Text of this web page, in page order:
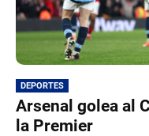
DEPORTES
Arsenal golea al
la Premier